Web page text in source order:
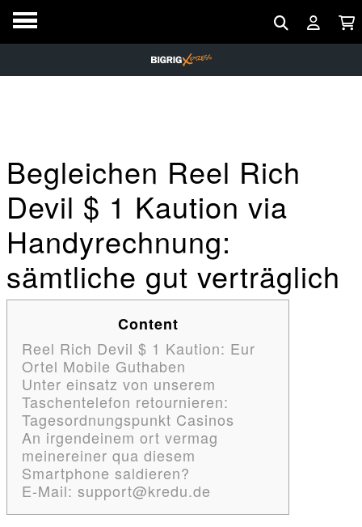
Begleichen Reel Rich
Devil $ 1 Kaution via
Handyrechnung:
sämtliche gut verträglich
Content
Reel Rich Devil $ 1 Kaution: Eur
Ortel Mobile Guthaben
Unter einsatz von unserem
Taschentelefon retournieren:
Tagesordnungspunkt Casinos
An irgendeinem ort vermag
meinereiner qua diesem
Smartphone saldieren?
E-Mail: support@kredu.de